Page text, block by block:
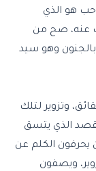
هو الذي
عنه، صح من
وهو سيد
وتزوير لتلك
الذي يتسق
يحرفون الكلم عن
ويصفون